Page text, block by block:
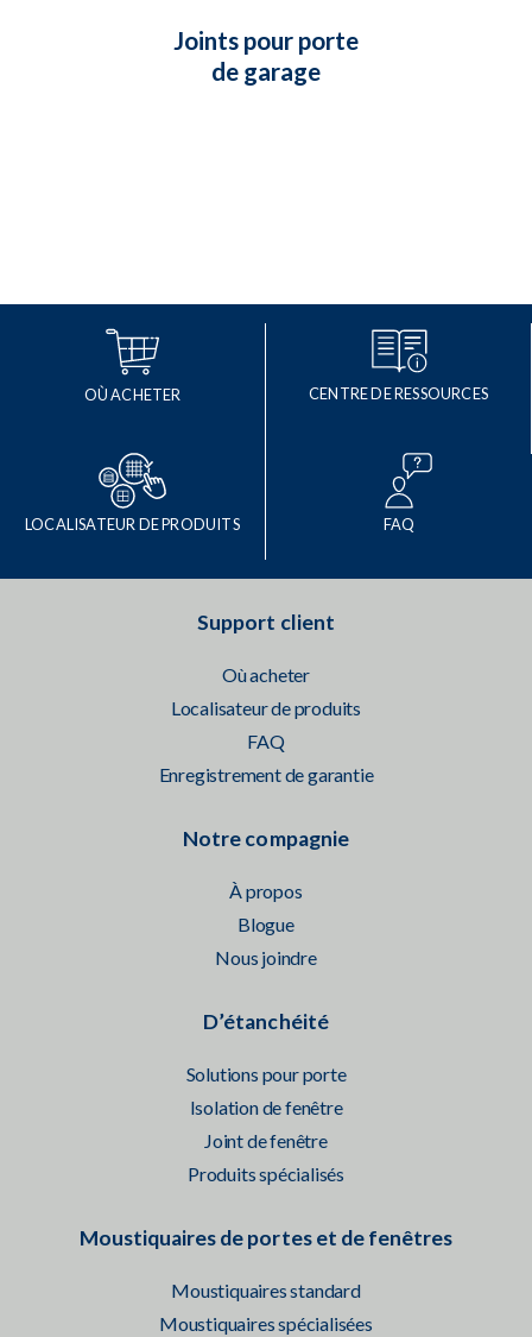
Joints pour porte
de garage
OÙ ACHETER CENTRE DE RESSOURCES
LOCALISATEUR DE PRODUITS FAQ
Support client
Où acheter
Localisateur de produits
FAQ
Enregistrement de garantie
Notre compagnie
À propos
Blogue
Nous joindre
D’étanchéité
Solutions pour porte
Isolation de fenêtre
Joint de fenêtre
Produits spécialisés
Moustiquaires de portes et de fenêtres
Moustiquaires standard
Moustiquaires spécialisées